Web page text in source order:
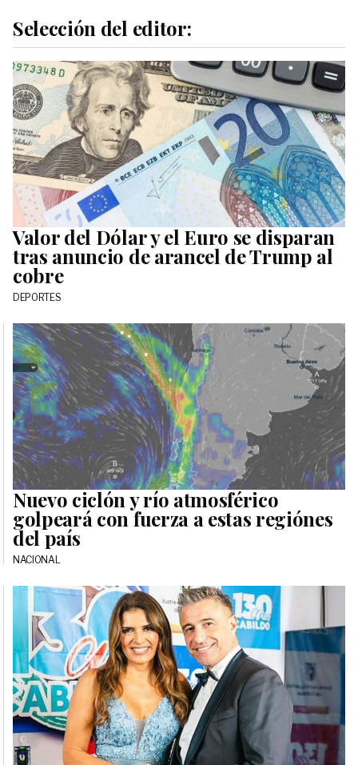
Selección del editor:
Valor del Dólar y el Euro se disparan
tras anuncio de arancel de Trump al
cobre
DEPORTES
Nuevo ciclón y río atmosférico
golpeará con fuerza a estas regiónes
del país
NACIONAL